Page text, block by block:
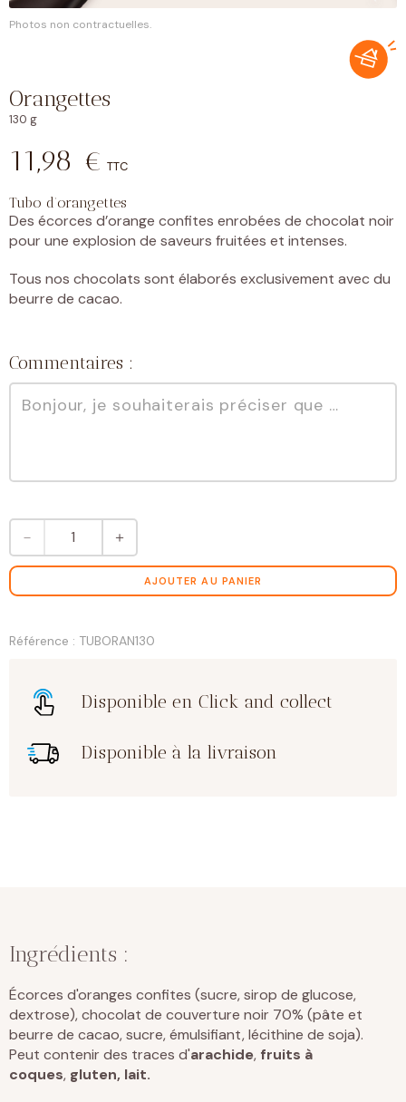
Photos non contractuelles.
Orangettes
130 g
11,98 € TTC
Tubo d’orangettes
Des écorces d’orange confites enrobées de chocolat noir
pour une explosion de saveurs fruitées et intenses.
Tous nos chocolats sont élaborés exclusivement avec du
beurre de cacao.
Commentaires :
quantité
de
Orangettes
－ ＋
AJOUTER AU PANIER
Référence : TUBORAN130
Disponible en Click and collect
Disponible à la livraison
Ingrédients :
Écorces d'oranges confites (sucre, sirop de glucose,
dextrose), chocolat de couverture noir 70% (pâte et
beurre de cacao, sucre, émulsifiant, lécithine de soja).
Peut contenir des traces d'arachide, fruits à
coques, gluten, lait.